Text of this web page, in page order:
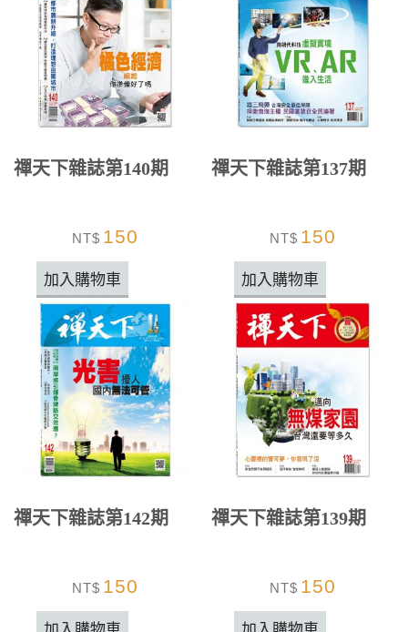
禪天下雜誌第140期
NT$ 150
加入購物車
禪天下雜誌第137期
NT$ 150
加入購物車
禪天下雜誌第142期
NT$ 150
禪天下雜誌第139期
NT$ 150